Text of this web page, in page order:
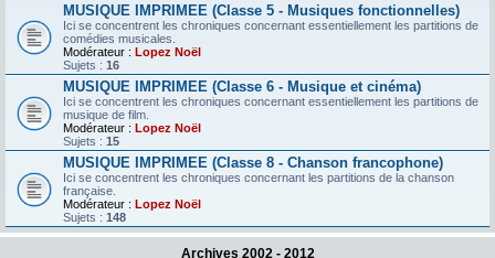
MUSIQUE IMPRIMEE (Classe 5 - Musiques fonctionnelles)
Ici se concentrent les chroniques concernant essentiellement les partitions de
comédies musicales.
Modérateur : Lopez Noël
Sujets : 16
MUSIQUE IMPRIMEE (Classe 6 - Musique et cinéma)
Ici se concentrent les chroniques concernant essentiellement les partitions de
musique de film.
Modérateur : Lopez Noël
Sujets : 15
MUSIQUE IMPRIMEE (Classe 8 - Chanson francophone)
Ici se concentrent les chroniques concernant les partitions de la chanson
française.
Modérateur : Lopez Noël
Sujets : 148
Archives 2002 - 2012